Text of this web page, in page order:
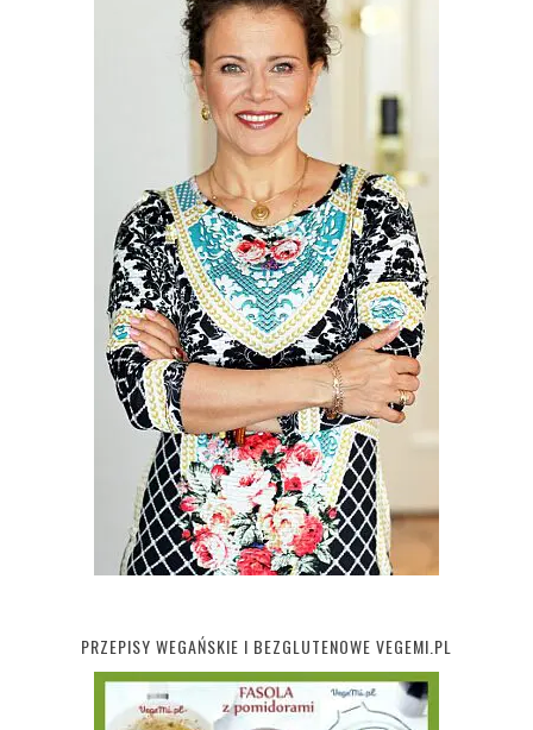
PRZEPISY WEGAŃSKIE I BEZGLUTENOWE VEGEMI.PL